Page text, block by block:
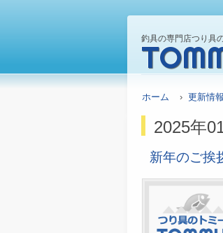
釣具の専門店つり具
ホーム › 更新情報
2025年
新年のご挨